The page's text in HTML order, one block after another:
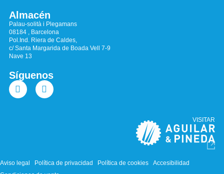
Almacén
Palau-solità i Plegamans
08184 , Barcelona
Pol.Ind. Riera de Caldes,
c/ Santa Margarida de Boada Vell 7-9
Nave 13
Síguenos
VISITAR
Aviso legal Política de privacidad Política de cookies
Accesibilidad